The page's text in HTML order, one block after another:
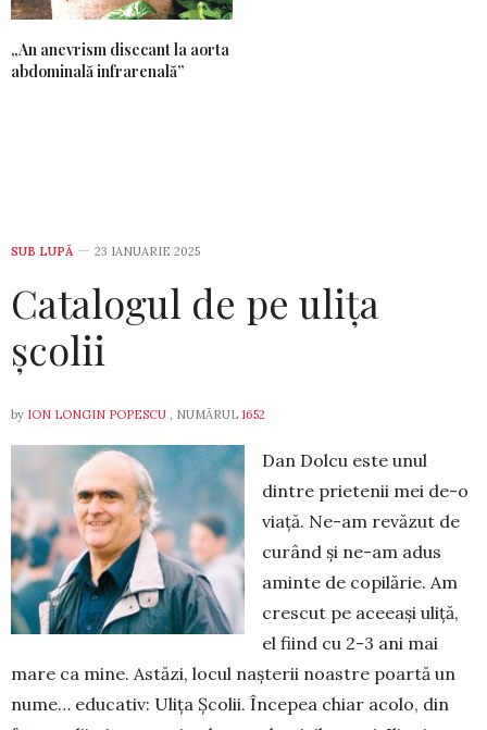
„An anevrism disecant la aorta
abdominală infrarenală”
SUB LUPĂ 23 IANUARIE 2025
Catalogul de pe ulița
școlii
by ION LONGIN POPESCU , NUMĂRUL 1652
Dan Dolcu este unul
dintre prietenii mei de-o
viață. Ne-am revăzut de
curând și ne-am adus
aminte de copilărie. Am
crescut pe aceeași uliță,
el fiind cu 2-3 ani mai
mare ca mine. Astăzi, locul nașterii noastre poartă un
nume… educativ: Ulița Școlii. Începea chiar acolo, din